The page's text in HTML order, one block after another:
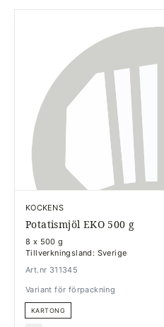
KOCKENS
Potatismjöl EKO 500 g
8 x 500 g
Tillverkningsland: Sverige
Art.nr 311345
Variant för förpackning
KARTONG